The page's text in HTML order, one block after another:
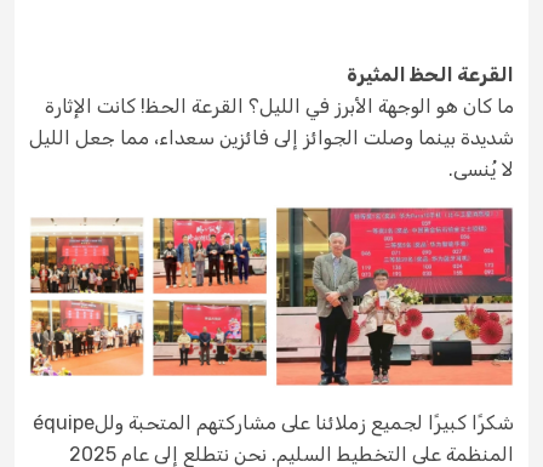
القرعة الحظ المثيرة
ما كان هو الوجهة الأبرز في الليل؟ القرعة الحظ! كانت الإثارة
شديدة بينما وصلت الجوائز إلى فائزين سعداء، مما جعل الليل
لا يُنسى.
شكرًا كبيرًا لجميع زملائنا على مشاركتهم المتحبة وللéquipe
المنظمة على التخطيط السليم. نحن نتطلع إلى عام 2025